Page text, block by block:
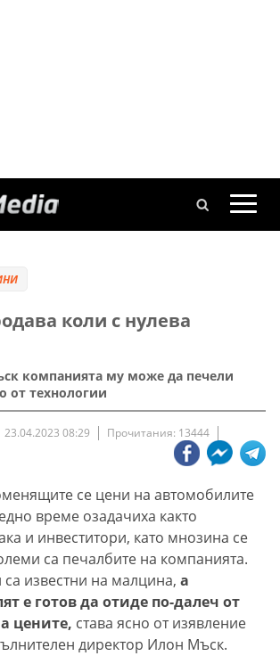
коли с нулева
компанията му може да печели
от технологии
23.04.2023 08:29 Прочитания: 13444
се цени на автомобилите
време озадачиха както
и инвеститори, като мнозина се
са печалбите на компанията.
известни на малцина, а
е готов да отиде по-далеч от
цените, става ясно от изявление
директор Илон Мъск.